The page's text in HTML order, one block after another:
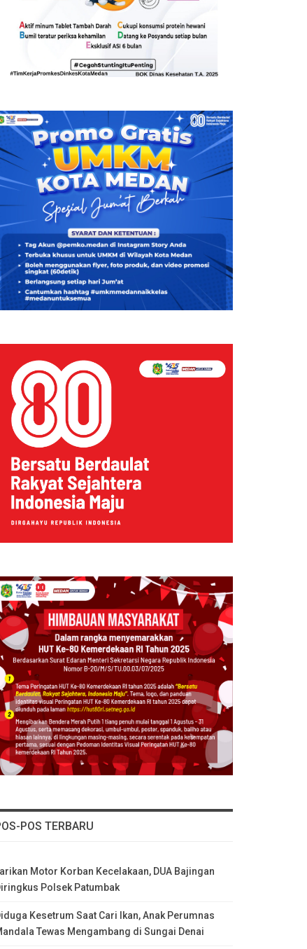
POS TERBARU
Motor Korban Kecelakaan, DUA Bajingan
Polsek Patumbak
Kesetrum Saat Cari Ikan, Anak Perumnas
Tewas Mengambang di Sungai Denai